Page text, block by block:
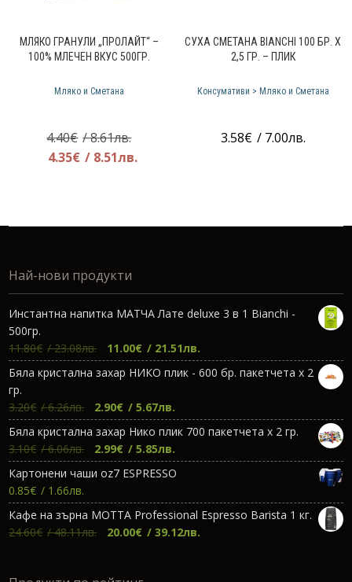
МЛЯКО ГРАНУЛИ „ПРОЛАЙТ“ –
100% МЛЕЧЕН ВКУС 500ГР.
Мляко и Сметана
4.40€ / 8.61лв.Original
price
4.35€ / 8.51лв.Текущата
СУХА СМЕТАНА BIANCHI 100 БР. Х
2,5 ГР. – ПЛИК
Консумативи > Мляко и Сметана
3.58€ / 7.00лв.
Най-нови продукти
Инстантна напитка МАТЧА Лате deluxe 3 в 1 Bianchi -
500гр.
11.80€ / 23.08лв.
Original
price
was:
11.00€ / 21.51лв.Текущата
цена
е:
Бяла кристална захар НИКО плик - 600 бр. пакетчета х 2
гр.
3.20€ / 6.26лв.
Original
price
was:
3.20€.
2.90€ / 5.67лв.Текущата
цена
е:
2.90€.
Бяла кристална захар Нико плик 700 пакетчета х 2 гр.
3.10€ / 6.06лв.
Original
price
was:
3.10€.
2.99€ / 5.85лв.Текущата
цена
е:
2.99€.
Картонени чаши oz7 ESPRESSO
0.85€ / 1.66лв.
Кафе на зърна МОТТА Professional Espresso Barista 1 кг.
24.60€ / 48.11лв.
Original
20.00€ / 39.12лв.Текущата